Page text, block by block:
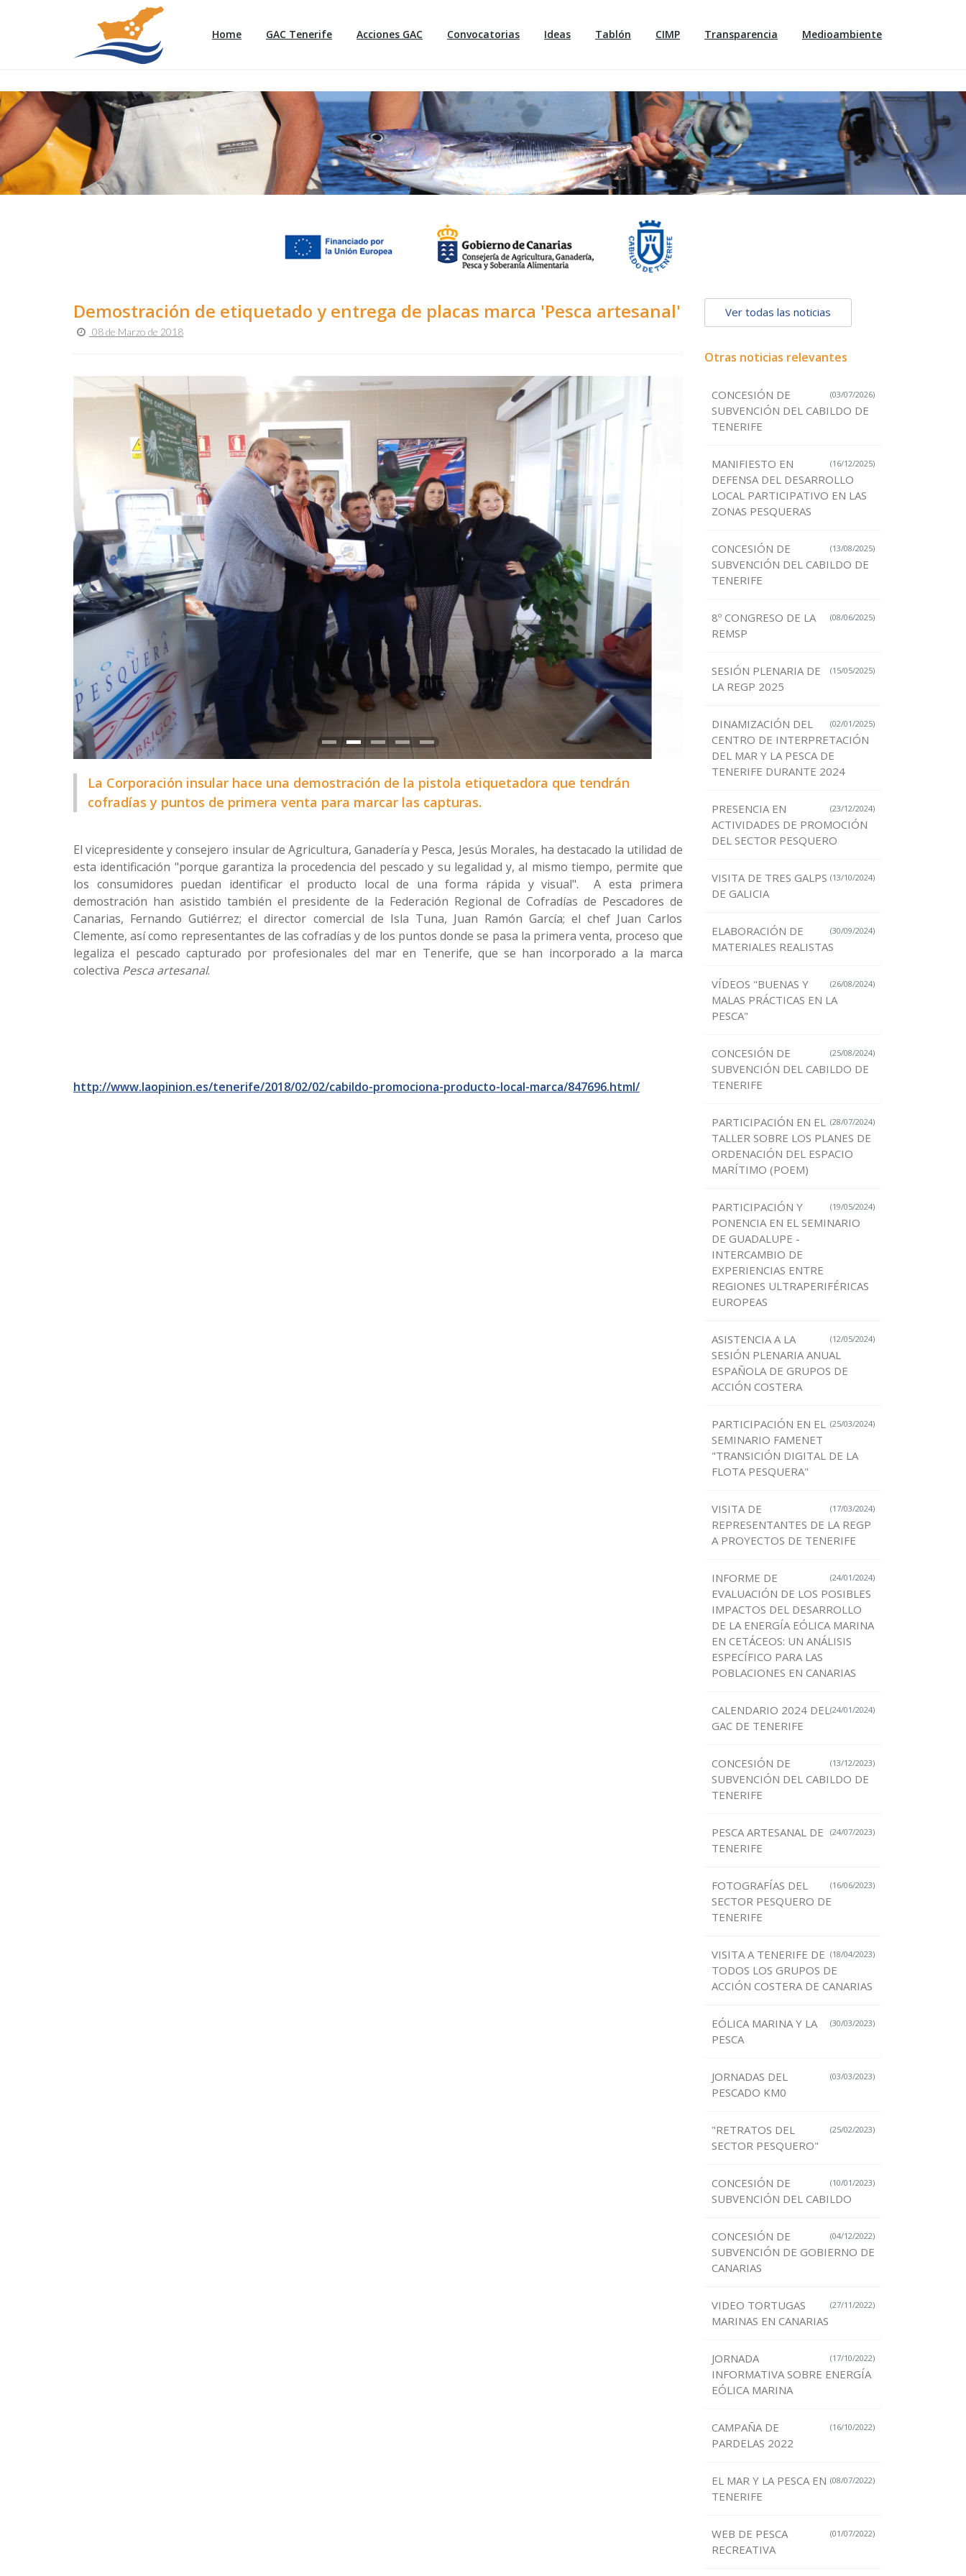
Home GAC Tenerife Acciones GAC Convocatorias Ideas Tablón CIMP Transparencia Medioambiente
Demostración de etiquetado y entrega de placas marca 'Pesca artesanal'
08 de Marzo de 2018
La Corporación insular hace una demostración de la pistola etiquetadora que tendrán
cofradías y puntos de primera venta para marcar las capturas.
El vicepresidente y consejero insular de Agricultura, Ganadería y Pesca, Jesús Morales, ha destacado la utilidad de
esta identificación "porque garantiza la procedencia del pescado y su legalidad y, al mismo tiempo, permite que
los consumidores puedan identificar el producto local de una forma rápida y visual". A esta primera
demostración han asistido también el presidente de la Federación Regional de Cofradías de Pescadores de
Canarias, Fernando Gutiérrez; el director comercial de Isla Tuna, Juan Ramón García; el chef Juan Carlos
Clemente, así como representantes de las cofradías y de los puntos donde se pasa la primera venta, proceso que
legaliza el pescado capturado por profesionales del mar en Tenerife, que se han incorporado a la marca
colectiva Pesca artesanal.
http://www.laopinion.es/tenerife/2018/02/02/cabildo-promociona-producto-local-marca/847696.html/
Ver todas las noticias
Otras noticias relevantes
(03/07/2026)
CONCESIÓN DE
SUBVENCIÓN DEL CABILDO DE
TENERIFE
(16/12/2025)
MANIFIESTO EN
DEFENSA DEL DESARROLLO
LOCAL PARTICIPATIVO EN LAS
ZONAS PESQUERAS
(13/08/2025)
CONCESIÓN DE
SUBVENCIÓN DEL CABILDO DE
TENERIFE
(08/06/2025)
8º CONGRESO DE LA
REMSP
(15/05/2025)
SESIÓN PLENARIA DE
LA REGP 2025
(02/01/2025)
DINAMIZACIÓN DEL
CENTRO DE INTERPRETACIÓN
DEL MAR Y LA PESCA DE
TENERIFE DURANTE 2024
(23/12/2024)
PRESENCIA EN
ACTIVIDADES DE PROMOCIÓN
DEL SECTOR PESQUERO
(13/10/2024)
VISITA DE TRES GALPS
DE GALICIA
(30/09/2024)
ELABORACIÓN DE
MATERIALES REALISTAS
(26/08/2024)
VÍDEOS "BUENAS Y
MALAS PRÁCTICAS EN LA
PESCA"
(25/08/2024)
CONCESIÓN DE
SUBVENCIÓN DEL CABILDO DE
TENERIFE
(28/07/2024)
PARTICIPACIÓN EN EL
TALLER SOBRE LOS PLANES DE
ORDENACIÓN DEL ESPACIO
MARÍTIMO (POEM)
(19/05/2024)
PARTICIPACIÓN Y
PONENCIA EN EL SEMINARIO
DE GUADALUPE -
INTERCAMBIO DE
EXPERIENCIAS ENTRE
REGIONES ULTRAPERIFÉRICAS
EUROPEAS
(12/05/2024)
ASISTENCIA A LA
SESIÓN PLENARIA ANUAL
ESPAÑOLA DE GRUPOS DE
ACCIÓN COSTERA
(25/03/2024)
PARTICIPACIÓN EN EL
SEMINARIO FAMENET
"TRANSICIÓN DIGITAL DE LA
FLOTA PESQUERA"
(17/03/2024)
VISITA DE
REPRESENTANTES DE LA REGP
A PROYECTOS DE TENERIFE
(24/01/2024)
INFORME DE
EVALUACIÓN DE LOS POSIBLES
IMPACTOS DEL DESARROLLO
DE LA ENERGÍA EÓLICA MARINA
EN CETÁCEOS: UN ANÁLISIS
ESPECÍFICO PARA LAS
POBLACIONES EN CANARIAS
(24/01/2024)
CALENDARIO 2024 DEL
GAC DE TENERIFE
(13/12/2023)
CONCESIÓN DE
SUBVENCIÓN DEL CABILDO DE
TENERIFE
(24/07/2023)
PESCA ARTESANAL DE
TENERIFE
(16/06/2023)
FOTOGRAFÍAS DEL
SECTOR PESQUERO DE
TENERIFE
(18/04/2023)
VISITA A TENERIFE DE
TODOS LOS GRUPOS DE
ACCIÓN COSTERA DE CANARIAS
(30/03/2023)
EÓLICA MARINA Y LA
PESCA
(03/03/2023)
JORNADAS DEL
PESCADO KM0
(25/02/2023)
"RETRATOS DEL
SECTOR PESQUERO"
(10/01/2023)
CONCESIÓN DE
SUBVENCIÓN DEL CABILDO
(04/12/2022)
CONCESIÓN DE
SUBVENCIÓN DE GOBIERNO DE
CANARIAS
(27/11/2022)
VIDEO TORTUGAS
MARINAS EN CANARIAS
(17/10/2022)
JORNADA
INFORMATIVA SOBRE ENERGÍA
EÓLICA MARINA
(16/10/2022)
CAMPAÑA DE
PARDELAS 2022
(08/07/2022)
EL MAR Y LA PESCA EN
TENERIFE
(01/07/2022)
WEB DE PESCA
RECREATIVA